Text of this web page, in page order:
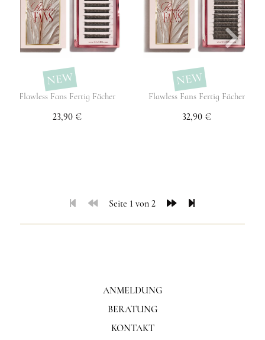
NEW
Flawless Fans Fertig Fächer
23,90 €
NEW
Flawless Fans Fertig Fächer
32,90 €
Seite 1 von 2
ANMELDUNG
BERATUNG
KONTAKT